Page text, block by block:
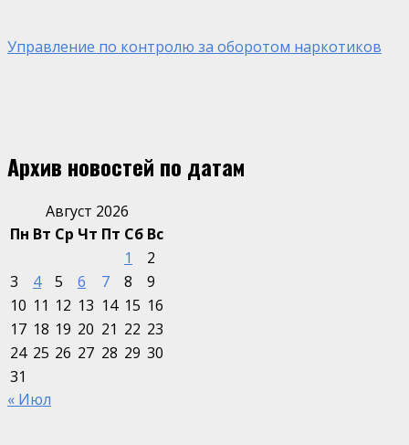
Управление по контролю за оборотом наркотиков
Архив новостей по датам
Август 2026
Пн Вт Ср Чт Пт Сб Вс
1
2
3
4 5 6 7 8
9
10 11 12 13 14 15 16
17 18 19 20 21 22 23
24 25 26 27 28 29 30
31
« Июл